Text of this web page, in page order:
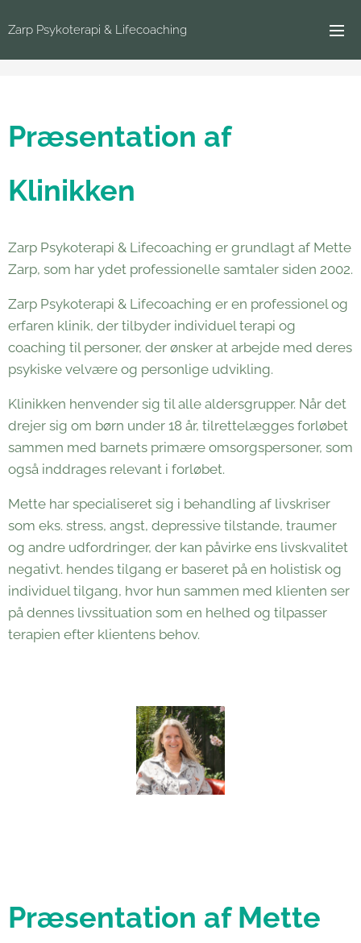
Zarp Psykoterapi & Lifecoaching
Præsentation af
Klinikken
Zarp Psykoterapi & Lifecoaching er grundlagt af Mette
Zarp, som har ydet professionelle samtaler siden 2002.
Zarp Psykoterapi & Lifecoaching er en professionel og
erfaren klinik, der tilbyder individuel terapi og
coaching til personer, der ønsker at arbejde med deres
psykiske velvære og personlige udvikling.
Klinikken henvender sig til alle aldersgrupper. Når det
drejer sig om børn under 18 år, tilrettelægges forløbet
sammen med barnets primære omsorgspersoner, som
også inddrages relevant i forløbet.
Mette har specialiseret sig i behandling af livskriser
som eks. stress, angst, depressive tilstande, traumer
og andre udfordringer, der kan påvirke ens livskvalitet
negativt. hendes tilgang er baseret på en holistisk og
individuel tilgang, hvor hun sammen med klienten ser
på dennes livssituation som en helhed og tilpasser
terapien efter klientens behov.
Præsentation af Mette